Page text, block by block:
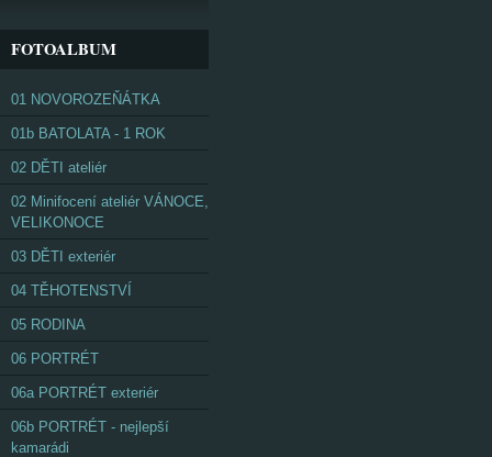
FOTOALBUM
01 NOVOROZEŇÁTKA
01b BATOLATA - 1 ROK
02 DĚTI ateliér
02 Minifocení ateliér VÁNOCE,
VELIKONOCE
03 DĚTI exteriér
04 TĚHOTENSTVÍ
05 RODINA
06 PORTRÉT
06a PORTRÉT exteriér
06b PORTRÉT - nejlepší
kamarádi